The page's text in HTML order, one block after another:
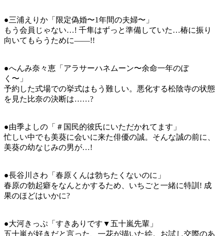
●三浦えりか「限定偽婚〜1年間の夫婦〜」
もう会員じゃない…! 千隼はずっと準備していた…椿に振り
向いてもらうために――!!
●へんみ奈々恵「アラサーハネムーン〜余命一年のぼ
く〜」
予約した式場での挙式はもう難しい。悪化する松陰寺の状態
を見た比奈の決断は……?
●由季よしの「＃国民的彼氏にいただかれてます」
忙しい中でも美葵に会いに来た俳優の誠。そんな誠の前に、
美葵の幼なじみの男が…!
●長谷川さわ「春原くんは勃ちたくないのに」
春原の勃起癖をなんとかするため、いちごと一緒に特訓! 成
果のほどはいかに?
●大河きっぷ「すきありです▼五十嵐先輩」
五十嵐が好きだと言った、一花が描いた絵。お試し交際のあ